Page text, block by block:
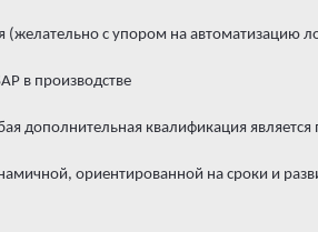
с упором на автоматизацию
в производстве
дополнительная квалификация
ориентированной на сроки и